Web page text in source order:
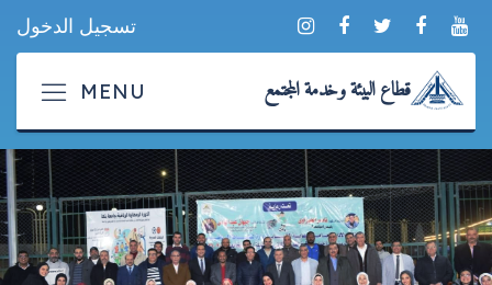
تسجيل الدخول
قطاع البيئة وخدمة المجتمع